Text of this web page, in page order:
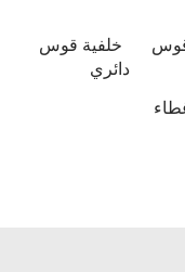
خلفية قوس
دائري